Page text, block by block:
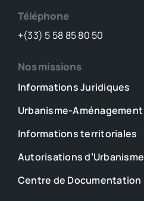
Téléphone
+(33) 5 58 85 80 50
Nos missions
Informations Juridiques
Urbanisme-Aménagement
Informations territoriales
Autorisations d’Urbanisme
Centre de Documentation